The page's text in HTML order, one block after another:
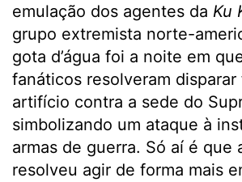
emulação dos agentes da Ku
grupo extremista norte-
gota d’água foi a noite em
fanáticos resolveram disparar
artifício contra a sede do
simbolizando um ataque à
armas de guerra. Só aí é que
resolveu agir de forma mais